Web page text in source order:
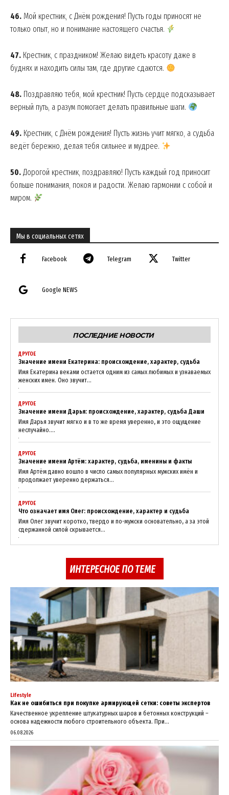
46. Мой крестник, с Днём рождения! Пусть годы приносят не
только опыт, но и понимание настоящего счастья.
47. Крестник, с праздником! Желаю видеть красоту даже в
буднях и находить силы там, где другие сдаются.
48. Поздравляю тебя, мой крестник! Пусть сердце подсказывает
верный путь, а разум помогает делать правильные шаги.
49. Крестник, с Днём рождения! Пусть жизнь учит мягко, а судьба
ведёт бережно, делая тебя сильнее и мудрее.
50. Дорогой крестник, поздравляю! Пусть каждый год приносит
больше понимания, покоя и радости. Желаю гармонии с собой и
миром.
Мы в социальных сетях
Facebook Telegram Twitter
Google NEWS
ПОСЛЕДНИЕ НОВОСТИ
ДРУГОЕ
Значение имени Екатерина: происхождение, характер, судьба
Имя Екатерина веками остается одним из самых любимых и узнаваемых
женских имен. Оно звучит...
ДРУГОЕ
Значение имени Дарья: происхождение, характер, судьба Даши
Имя Дарья звучит мягко и в то же время уверенно, и это ощущение
неслучайно....
ДРУГОЕ
Значение имени Артём: характер, судьба, именины и факты
Имя Артём давно вошло в число самых популярных мужских имён и
продолжает уверенно держаться...
ДРУГОЕ
Что означает имя Олег: происхождение, характер и судьба
Имя Олег звучит коротко, твердо и по-мужски основательно, а за этой
сдержанной силой скрывается...
ИНТЕРЕСНОЕ ПО ТЕМЕ
Lifestyle
Как не ошибиться при покупке армирующей сетки: советы экспертов
Качественное укрепление штукатурных шаров и бетонных конструкций –
основа надежности любого строительного объекта. При...
06.08.2026